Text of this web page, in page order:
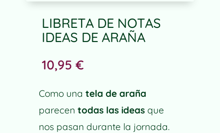
LIBRETA DE NOTAS
IDEAS DE ARAÑA
10,95 €
Como una tela de araña
parecen todas las ideas que
nos pasan durante la jornada.